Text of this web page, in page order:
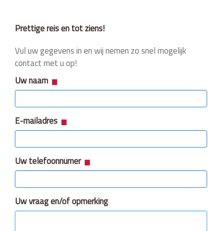
Prettige reis en tot ziens!
Vul uw gegevens in en wij nemen zo snel mogelijk
contact met u op!
Uw naam
E-mailadres
Uw telefoonnumer
Uw vraag en/of opmerking